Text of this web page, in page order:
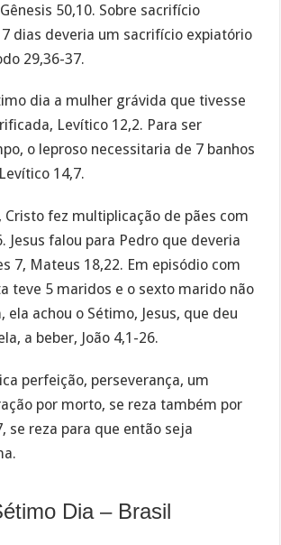
50,10. Sobre sacrifício
dias deveria um sacrifício expiatório
29,36-37.
dia a mulher grávida que tivesse
Levítico 12,2. Para ser
o leproso necessitaria de 7 banhos
14,7.
Cristo fez multiplicação de pães com
Jesus falou para Pedro que deveria
7, Mateus 18,22. Em episódio com
teve 5 maridos e o sexto marido não
ela achou o Sétimo, Jesus, que deu
a beber, João 4,1-26.
perfeição, perseverança, um
por morto, se reza também por
se reza para que então seja
Dia – Brasil